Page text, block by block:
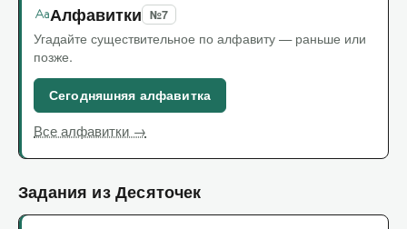
Алфавитки №7
Угадайте существительное по алфавиту — раньше или
позже.
Сегодняшняя алфавитка
Все алфавитки →
Задания из Десяточек